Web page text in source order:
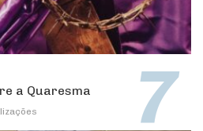
a Quaresma